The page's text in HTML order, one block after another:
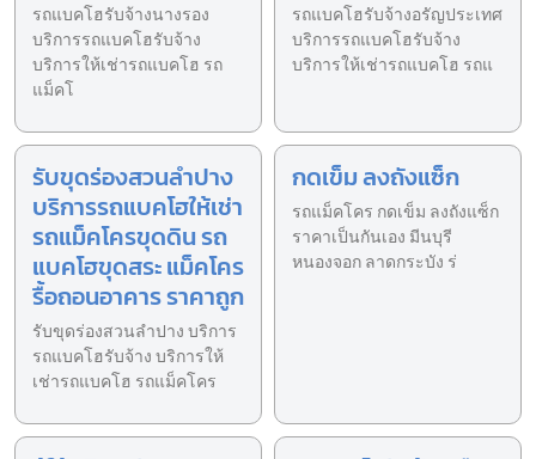
รถแบคโฮรับจ้างนางรอง
บริการรถแบคโฮรับจ้าง
บริการให้เช่ารถแบคโฮ รถ
แม็คโ
รถแบคโฮรับจ้างอรัญประเทศ
บริการรถแบคโฮรับจ้าง
บริการให้เช่ารถแบคโฮ รถแ
รับขุดร่องสวนลำปาง
บริการรถแบคโฮให้เช่า
รถแม็คโครขุดดิน รถ
แบคโฮขุดสระ แม็คโคร
รื้อถอนอาคาร ราคาถูก
รับขุดร่องสวนลำปาง บริการ
รถแบคโฮรับจ้าง บริการให้
เช่ารถแบคโฮ รถแม็คโคร
กดเข็ม ลงถังแซ็ก
รถแม็คโคร กดเข็ม ลงถังแซ็ก
ราคาเป็นกันเอง มีนบุรี
หนองจอก ลาดกระบัง ร่